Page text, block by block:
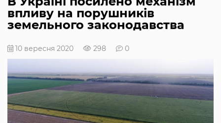
впливу на порушників
земельного законодавства
10 вересня 2020 298 0